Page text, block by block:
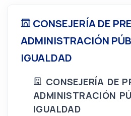
CONSEJERÍA DE
ADMINISTRACIÓN
IGUALDAD
CONSEJERÍA DE
ADMINISTRACIÓN
IGUALDAD